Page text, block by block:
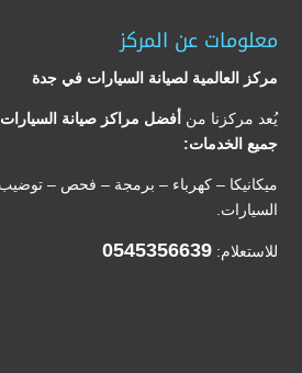
معلومات عن المركز
مركز العالمية لصيانة السيارات في جدة
يُعد مركزنا من أفضل مراكز صيانة
جميع الخدمات:
ميكانيكا – كهرباء – برمجة – فحص –
السيارات.
للاستعلام: 0545356639